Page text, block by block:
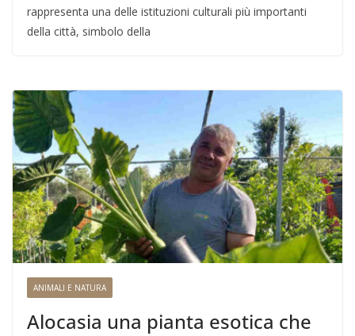
rappresenta una delle istituzioni culturali più importanti
della città, simbolo della
ANIMALI E NATURA
Alocasia una pianta esotica che